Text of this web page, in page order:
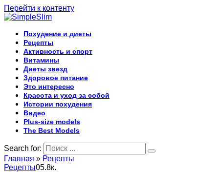
Перейти к контенту
Похудение и диеты
Рецепты
Активность и спорт
Витамины
Диеты звезд
Здоровое питание
Это интересно
Красота и уход за собой
Истории похудения
Видео
Plus-size models
The Best Models
Search for:
Главная » Рецепты
Рецепты05.8к.